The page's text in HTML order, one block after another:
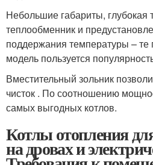
Небольшие габариты, глубокая
теплообменник и
поддержания температуры –
модель пользуется
Вместительный зольник
чисток . По соотношению
самых выгодных котлов.
Котлы отопления
на дровах и